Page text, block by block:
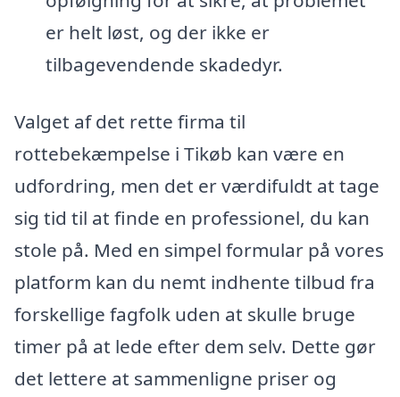
er helt løst, og der ikke er
tilbagevendende skadedyr.
Valget af det rette firma til
rottebekæmpelse i Tikøb kan være en
udfordring, men det er værdifuldt at tage
sig tid til at finde en professionel, du kan
stole på. Med en simpel formular på vores
platform kan du nemt indhente tilbud fra
forskellige fagfolk uden at skulle bruge
timer på at lede efter dem selv. Dette gør
det lettere at sammenligne priser og